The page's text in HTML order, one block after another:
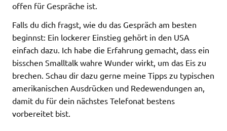
offen für Gespräche ist.
Falls du dich fragst, wie du das Gespräch am besten
beginnst: Ein lockerer Einstieg gehört in den USA
einfach dazu. Ich habe die Erfahrung gemacht, dass ein
bisschen Smalltalk wahre Wunder wirkt, um das Eis zu
brechen. Schau dir dazu gerne meine Tipps zu typischen
amerikanischen Ausdrücken und Redewendungen an,
damit du für dein nächstes Telefonat bestens
vorbereitet bist.